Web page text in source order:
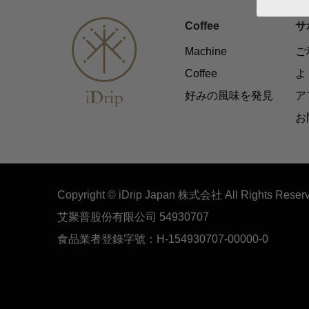
Coffee
Machine
Coffee
好みの風味を発見
サ
ア
お
Copyright © iDrip Japan 株式会社 All Rights
艾聚普股份有限公司 54930707
食品業者登錄字號：H-154930707-00000-0